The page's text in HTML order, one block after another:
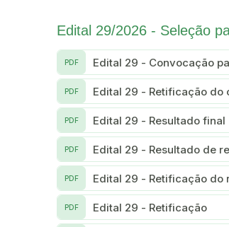
Edital 29/2026 - Seleção
Edital 29 - Convocação
PDF
Edital 29 - Retificação
PDF
Edital 29 - Resultado final
PDF
Edital 29 - Resultado de
PDF
Edital 29 - Retificação do
PDF
Edital 29 - Retificação
PDF